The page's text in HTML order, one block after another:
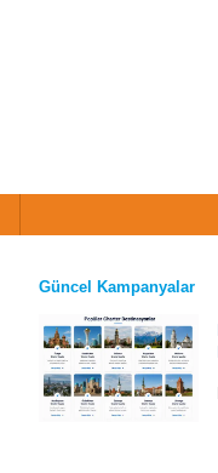
Güncel Kampanyalar